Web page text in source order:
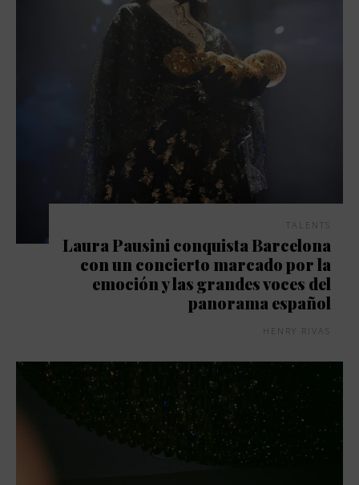
TALENTS
Laura Pausini conquista Barcelona
con un concierto marcado por la
emoción y las grandes voces del
panorama español
HENRY RIVAS